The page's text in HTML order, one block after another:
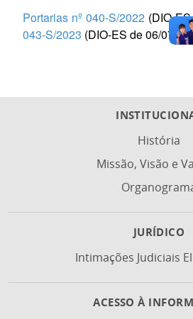
Portarias nº 040-S/2022 (DIO-
043-S/2023 (DIO-ES de 06/07/
História
Missão, Visão e
JURÍDICO
Intimações Judiciais
ACESSO À